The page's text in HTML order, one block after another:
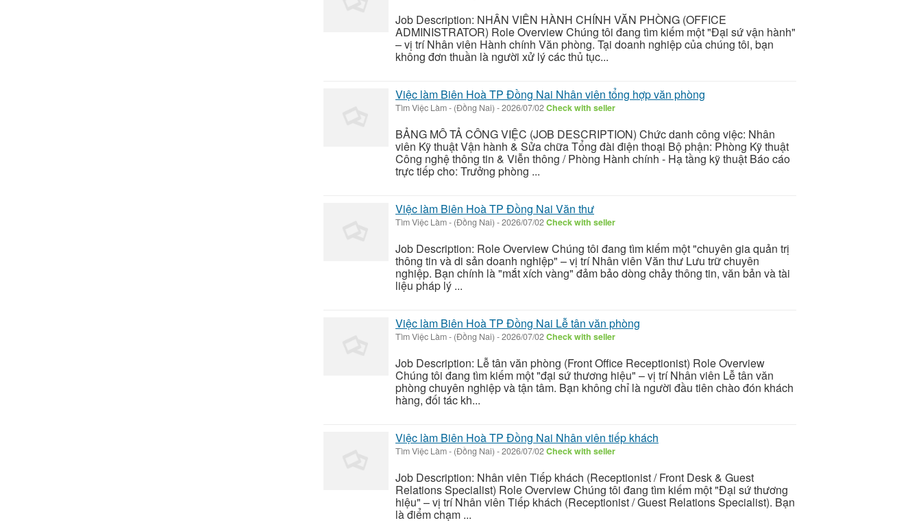
Job Description: NHÂN VIÊN HÀNH CHÍNH VĂN PHÒNG (OFFICE
ADMINISTRATOR) Role Overview Chúng tôi đang tìm kiếm một "Đại sứ vận hành"
– vị trí Nhân viên Hành chính Văn phòng. Tại doanh nghiệp của chúng tôi, bạn
không đơn thuần là người xử lý các thủ tục...
Việc làm Biên Hoà TP Đồng Nai Nhân viên tổng hợp văn phòng
Tìm Việc Làm- (Đồng Nai) -2026/07/02Check with seller
BẢNG MÔ TẢ CÔNG VIỆC (JOB DESCRIPTION) Chức danh công việc: Nhân
viên Kỹ thuật Vận hành & Sửa chữa Tổng đài điện thoại Bộ phận: Phòng Kỹ thuật
Công nghệ thông tin & Viễn thông / Phòng Hành chính - Hạ tầng kỹ thuật Báo cáo
trực tiếp cho: Trưởng phòng ...
Việc làm Biên Hoà TP Đồng Nai Văn thư
Tìm Việc Làm- (Đồng Nai) -2026/07/02Check with seller
Job Description: Role Overview Chúng tôi đang tìm kiếm một "chuyên gia quản trị
thông tin và di sản doanh nghiệp" – vị trí Nhân viên Văn thư Lưu trữ chuyên
nghiệp. Bạn chính là "mắt xích vàng" đảm bảo dòng chảy thông tin, văn bản và tài
liệu pháp lý ...
Việc làm Biên Hoà TP Đồng Nai Lễ tân văn phòng
Tìm Việc Làm- (Đồng Nai) -2026/07/02Check with seller
Job Description: Lễ tân văn phòng (Front Office Receptionist) Role Overview
Chúng tôi đang tìm kiếm một "đại sứ thương hiệu" – vị trí Nhân viên Lễ tân văn
phòng chuyên nghiệp và tận tâm. Bạn không chỉ là người đầu tiên chào đón khách
hàng, đối tác kh...
Việc làm Biên Hoà TP Đồng Nai Nhân viên tiếp khách
Tìm Việc Làm- (Đồng Nai) -2026/07/02Check with seller
Job Description: Nhân viên Tiếp khách (Receptionist / Front Desk & Guest
Relations Specialist) Role Overview Chúng tôi đang tìm kiếm một "Đại sứ thương
hiệu" – vị trí Nhân viên Tiếp khách (Receptionist / Guest Relations Specialist). Bạn
là điểm chạm ...